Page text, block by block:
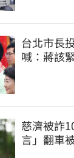
台北市長
喊：蔣該
慈濟被詐
言」翻車